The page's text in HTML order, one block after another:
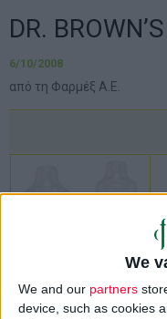
We
We and our partners
device, such as cookies
DR. BROWN’S
6/10/2008
από τη Φαρμέξ Α.Ε.